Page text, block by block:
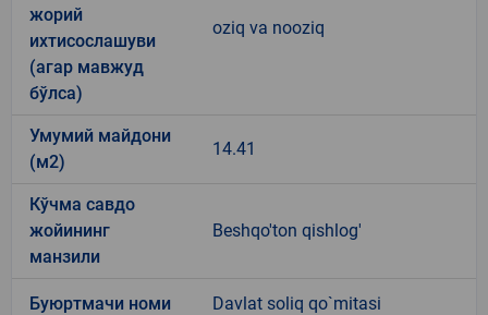
жорий
ихтисослашуви
(агар мавжуд
бўлса)
oziq va nooziq
Умумий майдони
(м2)
14.41
Кўчма савдо
жойининг
манзили
Beshqo'ton qishlog'
Буюртмачи номи Davlat soliq qo`mitasi